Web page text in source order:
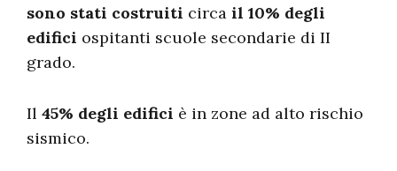
sono stati costruiti circa il 10% degli
edifici ospitanti scuole secondarie di II
grado.
Il 45% degli edifici è in zone ad alto rischio
sismico.